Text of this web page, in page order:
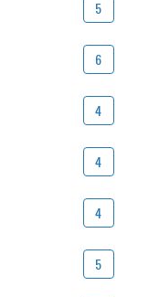
5
6
4
4
4
5